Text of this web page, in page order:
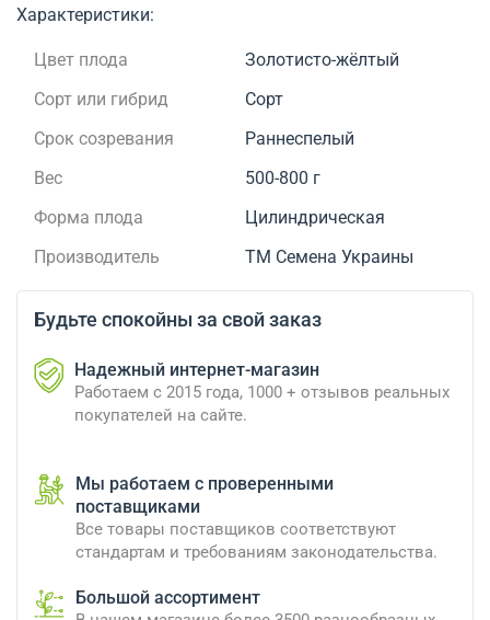
Характеристики:
Цвет плода
Золотисто-жёлтый
Сорт или гибрид
Сорт
Срок созревания
Раннеспелый
Вес
500-800 г
Форма плода
Цилиндрическая
Производитель
ТМ Семена Украины
Будьте спокойны за свой заказ
Надежный интернет-магазин
Работаем с 2015 года, 1000 + отзывов реальных
покупателей на сайте.
Мы работаем с проверенными
поставщиками
Все товары поставщиков соответствуют
стандартам и требованиям законодательства.
Большой ассортимент